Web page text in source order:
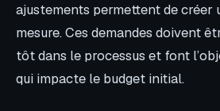
ajustements permettent de créer
mesure. Ces demandes doivent
tôt dans le processus et font
qui impacte le budget initial.